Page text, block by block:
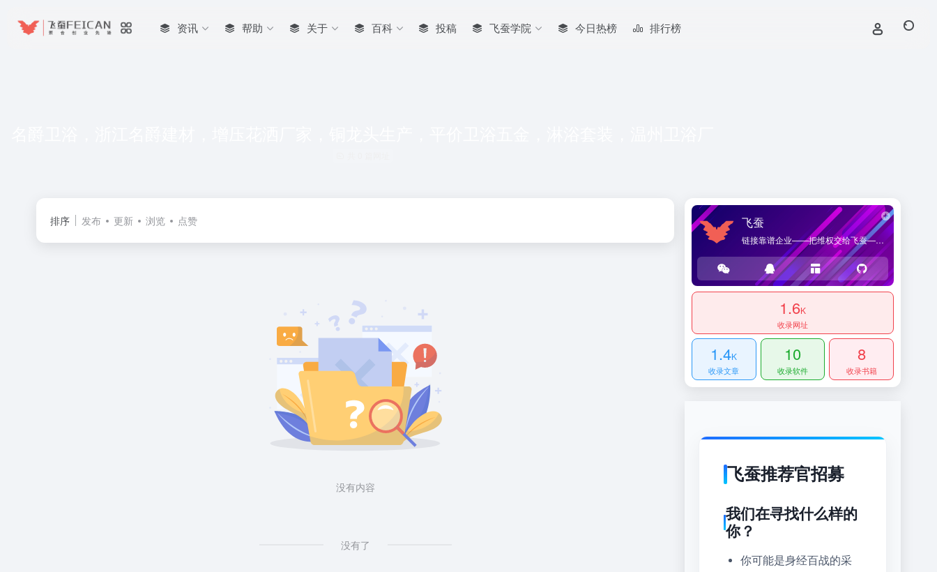
资讯 帮助 关于 百科 投稿 飞蚕学院 今日热榜 排行榜
排序 发布 更新 浏览 点赞
没有内容
没有了
飞蚕
链接靠谱企业——把维权交给飞蚕——海桑贸易官方网站，提供优质企业导航和商品导购服务。
1.6K
收录网址
1.4K
收录文章
10
收录软件
8
收录书籍
飞蚕推荐官招募
我们在寻找什么样的
你？
你可能是身经百战的采